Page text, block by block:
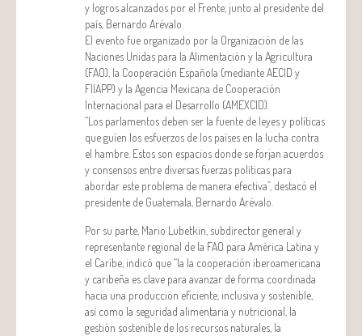
y logros alcanzados por el Frente, junto al presidente del
país, Bernardo Arévalo.
El evento fue organizado por la Organización de las
Naciones Unidas para la Alimentación y la Agricultura
(FAO), la Cooperación Española (mediante AECID y
FIIAPP) y la Agencia Mexicana de Cooperación
Internacional para el Desarrollo (AMEXCID).
“Los parlamentos deben ser la fuente de leyes y políticas
que guíen los esfuerzos de los países en la lucha contra
el hambre. Estos son espacios donde se forjan acuerdos
y consensos entre diversas fuerzas políticas para
abordar este problema de manera efectiva”, destacó el
presidente de Guatemala, Bernardo Arévalo.
Por su parte, Mario Lubetkin, subdirector general y
representante regional de la FAO para América Latina y
el Caribe, indicó que “la la cooperación iberoamericana
y caribeña es clave para avanzar de forma coordinada
hacia una producción eficiente, inclusiva y sostenible,
así como la seguridad alimentaria y nutricional, la
gestión sostenible de los recursos naturales, la